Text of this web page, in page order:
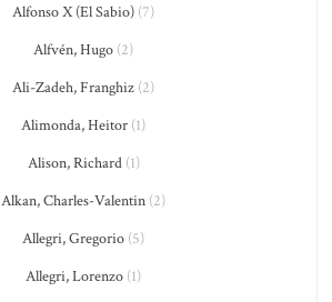
Alfonso X (El Sabio) (7)
Alfvén, Hugo (2)
Ali-Zadeh, Franghiz (2)
Alimonda, Heitor (1)
Alison, Richard(1)
Alkan, Charles-Valentin (2)
Allegri, Gregorio (5)
Allegri, Lorenzo (1)